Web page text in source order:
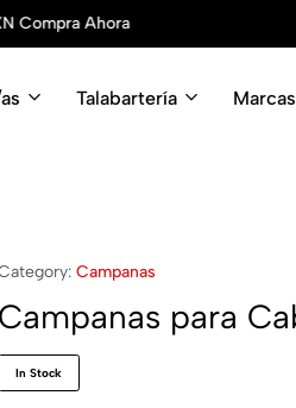
tienda vaquera más grande de
Talabartería Marcas
Campanas
Campanas para
In Stock